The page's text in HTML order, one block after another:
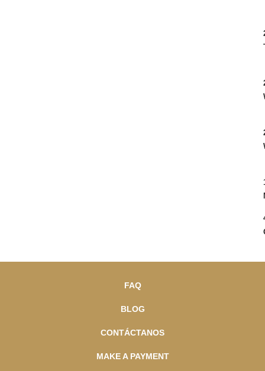
FAQ
BLOG
CONTÁCTANOS
MAKE A PAYMENT